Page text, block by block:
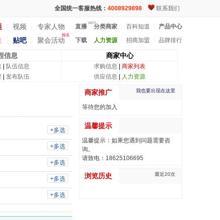
全国统一客服热线： 4008929898 联系我们
视频
专家人物
贴吧┆ 聚会活动
报名
直播
HOT
下载
分类商家 百科知道
产品中心
人力资源┆ 招商加盟 品牌排行
信息 商家中心
队伍信息
发布队伍
求购信息
商家列表
供应信息
人力资源
+多选
+多选
+多选
+多选
+多选
商家推广 我也要出现在这里
等待您的加入
温馨提示
温馨提示：如果您遇到问题需要咨
询。
请致电：18625106695
浏览历史 最近20次